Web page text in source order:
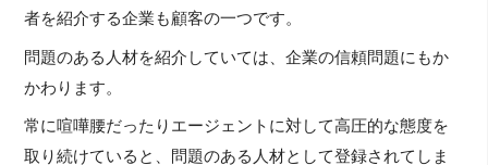
者を紹介する企業も顧客の一つです。
問題のある人材を紹介していては、企業の信頼問題にもか
かわります。
常に喧嘩腰だったりエージェントに対して高圧的な態度を
取り続けていると、問題のある人材として登録されてしま